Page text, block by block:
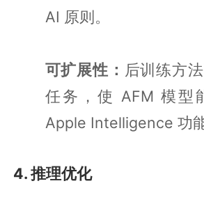
AI 原则。
可扩展性： 后训练方
任务，使 AFM 模型
Apple Intelligence 功能
4. 推理优化